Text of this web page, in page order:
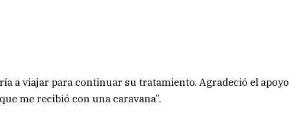
a viajar para continuar su tratamiento. Agradeció el apoyo
que me recibió con una caravana”.